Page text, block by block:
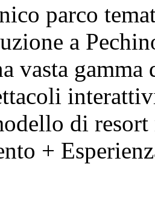
parco
a
vasta
di
+